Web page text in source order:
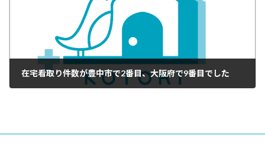
在宅看取り件数が豊中市で2番目、大阪府で9番目でした